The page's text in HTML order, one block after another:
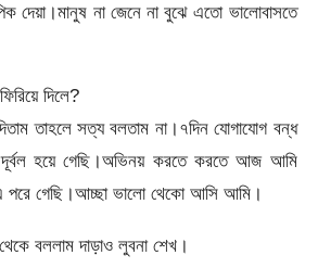
দেয়া।মানুষ না জেনে না বুঝে এতো ভালোবাসতে
দিলে?
তাহলে সত্য বলতাম না।৭দিন যোগাযোগ বন্ধ
দূর্বল হয়ে গেছি।অভিনয় করতে করতে আজ আমি
পরে গেছি।আচ্ছা ভালো থেকো আসি আমি।
বললাম দাড়াও লুবনা শেখ।